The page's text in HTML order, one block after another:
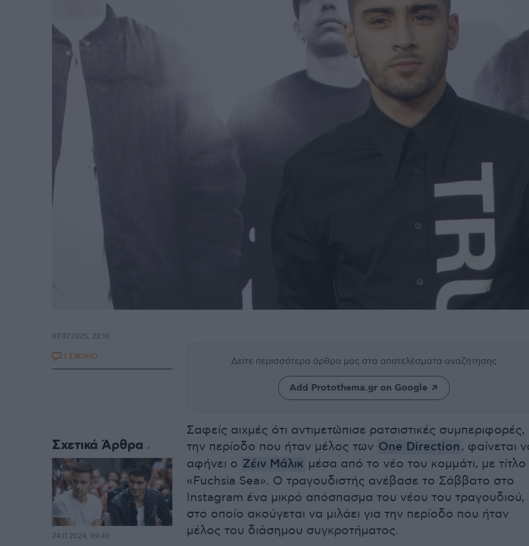
Δείτε περισσότερα άρθρα μας στα αποτελέσματα αναζήτησης
Add Protothema.gr on Google
Σαφείς αιχμές ότι αντιμετώπισε ρατσιστικές συμπεριφορές,
την περίοδο που ήταν μέλος των One Direction, φαίνεται
αφήνει ο Zέιν Μάλικ μέσα από το νέο του κομμάτι, με τίτλο
«Fuchsia Sea». Ο τραγουδιστής ανέβασε το Σάββατο στο
Instagram ένα μικρό απόσπασμα του νέου του τραγουδιού,
στο οποίο ακούγεται να μιλάει για την περίοδο που ήταν
μέλος του διάσημου συγκροτήματος.
07.07.2025, 22:10
1 ΣΧΟΛΙΟ
Σχετικά Άρθρα
24.11.2024, 09:40